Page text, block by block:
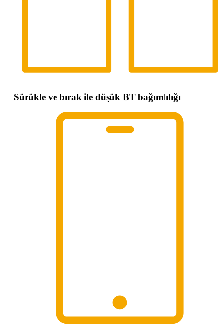
Sürükle ve bırak ile düşük BT bağımlılığı